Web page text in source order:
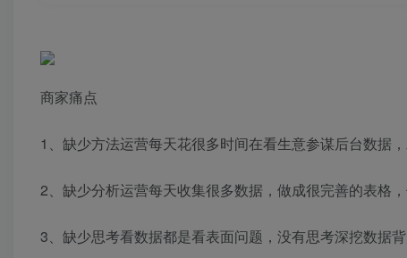
商家痛点
1、缺少方法运营每天花很多时间在看生意参谋后台数据
2、缺少分析运营每天收集很多数据，做成很完善的表格
3、缺少思考看数据都是看表面问题，没有思考深挖数据